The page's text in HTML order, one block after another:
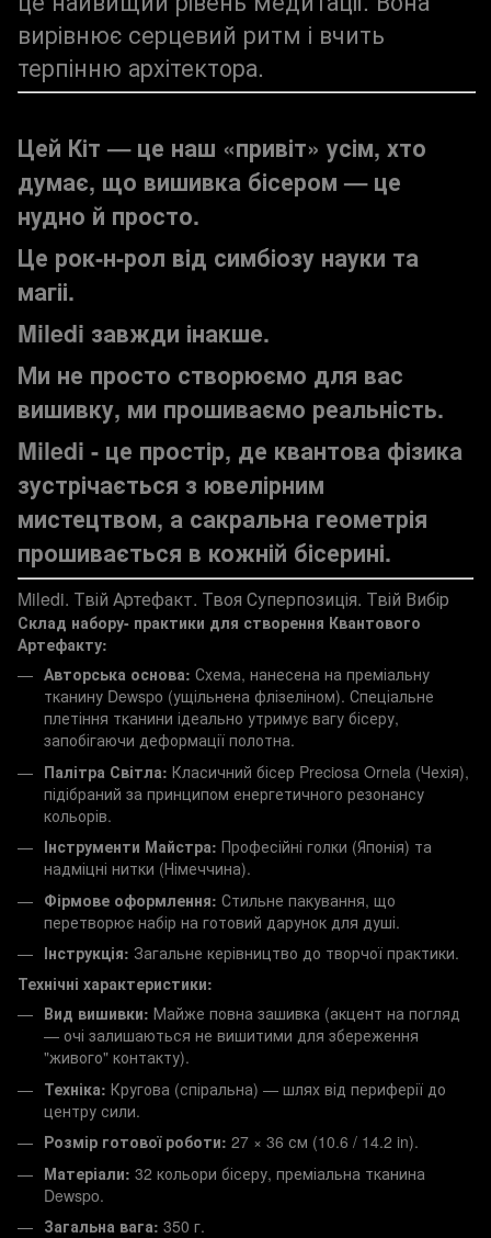
вирівнює серцевий ритм і вчить
терпінню архітектора.
Цей Кіт — це наш «привіт» усім, хто
думає, що вишивка бісером — це
нудно й просто.
Це рок-н-рол від симбіозу науки та
магіі.
Miledi завжди інакше.
Ми не просто створюємо для вас
вишивку, ми прошиваємо реальність.
Miledi - це простір, де квантова фізика
зустрічається з ювелірним
мистецтвом, а сакральна геометрія
прошивається в кожній бісерині.
Miledi. Твій Артефакт. Твоя Суперпозиція. Твій Вибір
Склад набору- практики для створення Квантового
Артефакту:
Авторська основа: Схема, нанесена на преміальну
тканину Dewspo (ущільнена флізеліном). Спеціальне
плетіння тканини ідеально утримує вагу бісеру,
запобігаючи деформації полотна.
Палітра Світла: Класичний бісер Preciosa Ornela (Чехія),
підібраний за принципом енергетичного резонансу
кольорів.
Інструменти Майстра: Професійні голки (Японія) та
надміцні нитки (Німеччина).
Фірмове оформлення: Стильне пакування, що
перетворює набір на готовий дарунок для душі.
Інструкція: Загальне керівництво до творчої практики.
Технічні характеристики:
Вид вишивки: Майже повна зашивка (акцент на погляд
— очі залишаються не вишитими для збереження
"живого" контакту).
Техніка: Кругова (спіральна) — шлях від периферії до
центру сили.
Розмір готової роботи: 27 × 36 см (10.6 / 14.2 in).
Матеріали: 32 кольори бісеру, преміальна тканина
Dewspo.
Загальна вага: 350 г.